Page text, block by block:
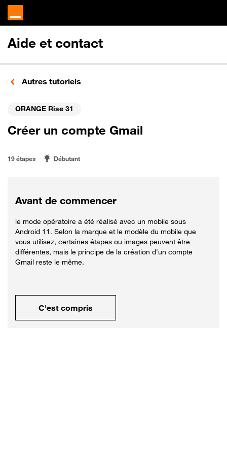
Aide et contact
Autres tutoriels
ORANGE Rise 31
Créer un compte Gmail
19 étapes Débutant
Avant de commencer
le mode opératoire a été réalisé avec un mobile sous
Android 11. Selon la marque et le modèle du mobile que
vous utilisez, certaines étapes ou images peuvent être
différentes, mais le principe de la création d'un compte
Gmail reste le même.
C'est compris